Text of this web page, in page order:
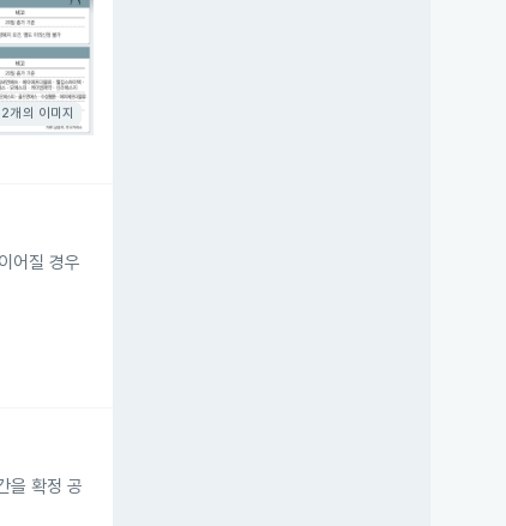
개의 이미지
어질 경우
을 확정 공